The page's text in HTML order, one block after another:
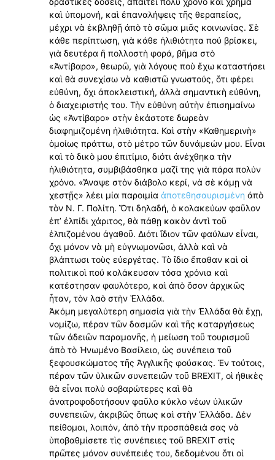
καὶ ὑπομονή, καὶ ἐπαναλήψεις τῆς θεραπείας,
μέχρι νὰ ἐκβληθῇ ἀπὸ τὸ σῶμα μιᾶς κοινωνίας. Σὲ
κάθε περίπτωση, γιὰ κάθε ἠλιθιότητα πού βρίσκει,
γιὰ δευτέρα ἢ πολλοστὴ φορά, βῆμα στὸ
«Ἀντίβαρο», θεωρῶ, γιὰ λόγους ποὺ ἔχω καταστήσει
καὶ θὰ συνεχίσω νὰ καθιστῶ γνωστούς, ὅτι φέρει
εὐθύνη, ὄχι ἀποκλειστική, ἀλλὰ σημαντικὴ εύθύνη,
ὁ διαχειριστής του. Τὴν εὐθύνη αὐτὴν ἐπισημαίνω
ὡς «Ἀντίβαρο» στὴν ἑκάστοτε δωρεὰν
διαφημιζομένη ἡλιθιότητα. Καὶ στὴν «Καθημερινὴ»
ὁμοίως πράττω, στὸ μέτρο τῶν δυνάμεών μου. Εἶναι
καὶ τὸ δικὸ μου ἐπιτίμιο, διότι ἀνέχθηκα τὴν
ἡλιθιότητα, συμβιβάσθηκα μαζί της γιὰ πάρα πολύν
χρόνο. «Ἄναψε στὸν διάβολο κερί, νὰ σὲ κάμῃ νὰ
χεστῇς» λέει μία παροιμία ἀποτεθησαυρισμένη ἀπὸ
τὸν Ν. Γ. Πολίτη. Ὅτι δηλαδή, ὁ κολακεύων φαῦλον
ἐπ’ ἐλπίδι χάριτος, θὰ πάθῃ κακὸν ἀντὶ τοῦ
ἐλπιζομένου ἀγαθοῦ. Διότι ἴδιον τῶν φαύλων εἶναι,
ὄχι μόνον νὰ μὴ εὐγνωμονῶσι, ἀλλὰ καὶ νὰ
βλάπτωσι τοὺς εὐεργέτας. Τὸ ἴδιο ἔπαθαν καὶ οἱ
πολιτικοὶ πού κολάκευσαν τόσα χρόνια καὶ
κατέστησαν φαυλότερο, καὶ ἀπὸ ὅσον ἀρχικῶς
ἧταν, τὸν λαὸ στὴν Ἑλλάδα.
Ἀκόμη μεγαλύτερη σημασία γιὰ τὴν Ἐλλάδα θὰ ἔχῃ,
νομίζω, πέραν τῶν δασμῶν καὶ τῆς καταργήσεως
τῶν ἀδειῶν παραμονῆς, ἡ μείωση τοῦ τουρισμοῦ
ἀπὸ τὸ Ἡνωμένο Βασίλειο, ὡς συνέπεια τοῦ
ξεφουσκώματος τῆς Ἀγγλικῆς φούσκας. Ἐν τούτοις,
πέραν τῶν ὑλικῶν συνεπειῶν τοῦ BREXIT, οἱ ἠθικὲς
θὰ εἶναι πολύ σοβαρώτερες καὶ θὰ
ἀνατροφοδοτήσουν φαῦλο κύκλο νέων ὑλικῶν
συνεπειῶν, ἀκριβῶς ὅπως καὶ στὴν Ἐλλάδα. Δέν
πείθομαι, λοιπόν, ἀπὸ τὴν προσπάθειά σας νὰ
ὺποβαθμίσετε τὶς συνέπειες τοῦ BREXIT στὶς
πρῶτες μόνον συνέπειές του, δεδομένου ὅτι οἱ